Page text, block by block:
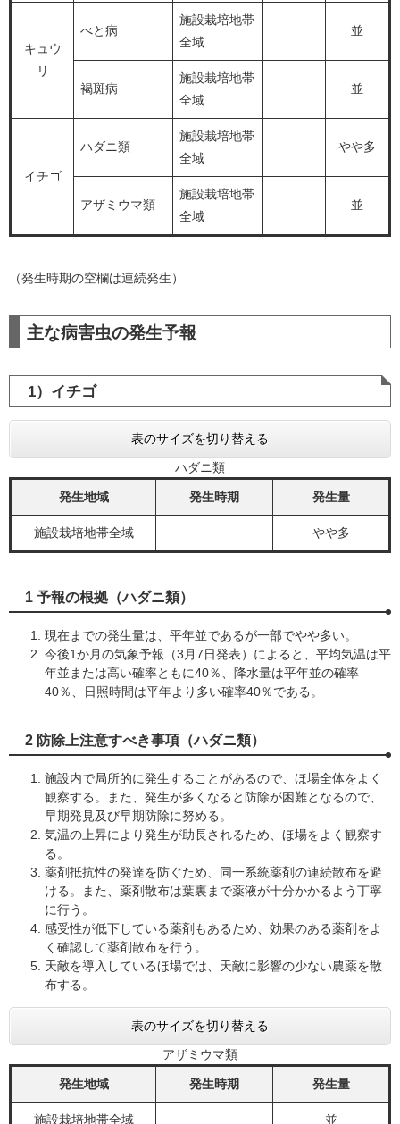
キュウ
リ
べと病
施設栽培地帯
全域
並
褐斑病
施設栽培地帯
全域
並
イチゴ
ハダニ類
施設栽培地帯
全域
やや多
アザミウマ類
施設栽培地帯
全域
並
（発生時期の空欄は連続発生）
主な病害虫の発生予報
1）イチゴ
表のサイズを切り替える
ハダニ類
発生地域 発生時期 発生量
施設栽培地帯全域 やや多
1 予報の根拠（ハダニ類）
現在までの発生量は、平年並であるが一部でやや多い。
今後1か月の気象予報（3月7日発表）によると、平均気温は平
年並または高い確率ともに40％、降水量は平年並の確率
40％、日照時間は平年より多い確率40％である。
2 防除上注意すべき事項（ハダニ類）
施設内で局所的に発生することがあるので、ほ場全体をよく
観察する。また、発生が多くなると防除が困難となるので、
早期発見及び早期防除に努める。
気温の上昇により発生が助長されるため、ほ場をよく観察す
る。
薬剤抵抗性の発達を防ぐため、同一系統薬剤の連続散布を避
ける。また、薬剤散布は葉裏まで薬液が十分かかるよう丁寧
に行う。
感受性が低下している薬剤もあるため、効果のある薬剤をよ
く確認して薬剤散布を行う。
天敵を導入しているほ場では、天敵に影響の少ない農薬を散
布する。
表のサイズを切り替える
アザミウマ類
発生地域 発生時期 発生量
施設栽培地帯全域 並